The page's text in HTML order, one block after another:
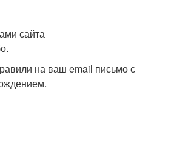
сайта
на ваш email письмо с